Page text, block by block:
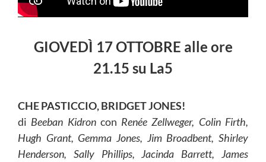
GIOVEDÌ 17 OTTOBRE alle ore
21.15 su La5
CHE PASTICCIO, BRIDGET JONES!
di Beeban Kidron con Renée Zellweger, Colin Firth,
Hugh Grant, Gemma Jones, Jim Broadbent, Shirley
Henderson, Sally Phillips, Jacinda Barrett, James